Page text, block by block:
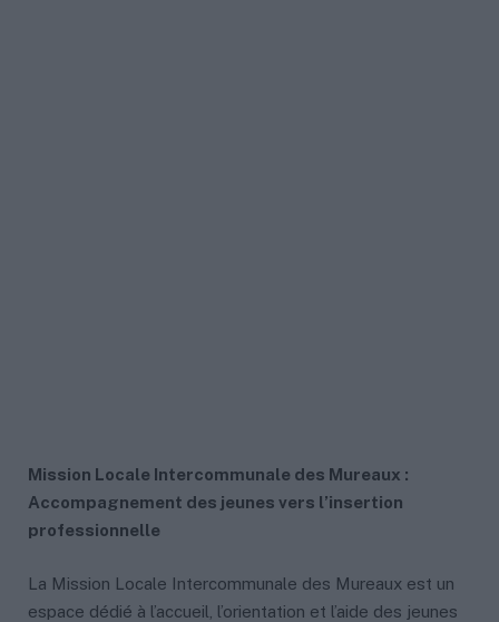
Mission Locale Intercommunale des Mureaux :
Accompagnement des jeunes vers l’insertion
professionnelle
La Mission Locale Intercommunale des Mureaux est un
espace dédié à l’accueil, l’orientation et l’aide des jeunes